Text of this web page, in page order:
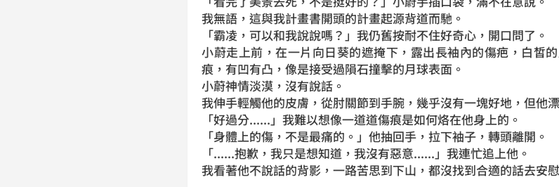
我無語，這與我計畫書開頭的計畫起源背道而馳。
「霸凌，可以和我說說嗎？」我仍舊按耐不住好奇心，開口問了。
小蔚走上前，在一片向日葵的遮掩下，露出長袖內的傷疤，白皙
痕，有凹有凸，像是接受過隕石撞擊的月球表面。
小蔚神情淡漠，沒有說話。
我伸手輕觸他的皮膚，從肘關節到手腕，幾乎沒有一塊好地，但他
「好過分......」我難以想像一道道傷痕是如何烙在他身上的。
「身體上的傷，不是最痛的。」他抽回手，拉下袖子，轉頭離開。
「......抱歉，我只是想知道，我沒有惡意......」我連忙追上他。
我看著他不說話的背影，一路苦思到下山，都沒找到合適的話去安